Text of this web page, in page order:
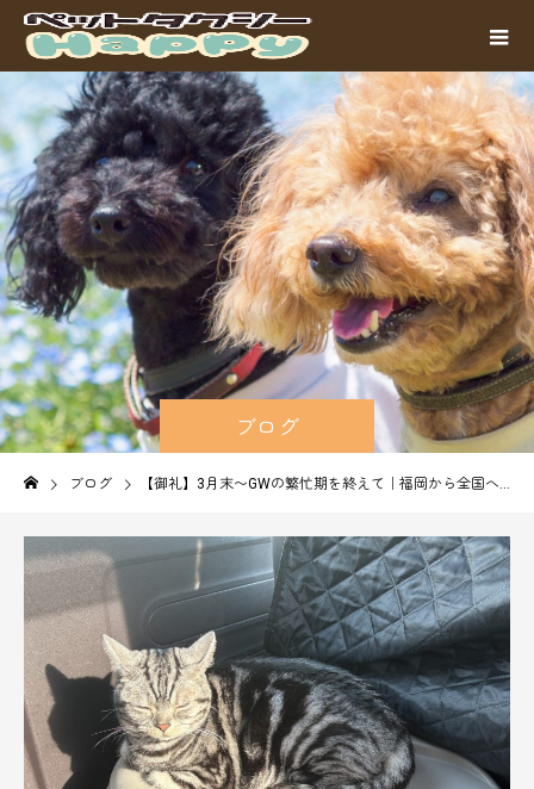
ブログ
ブログ 【御礼】3月末〜GWの繁忙期を終えて｜福岡から全国へ！ペットタクシー運行のご報告